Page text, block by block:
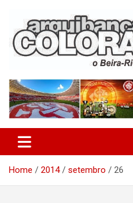
content
Arquibancada
Home 2014 setembro 26